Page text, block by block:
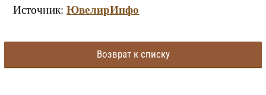
Источник:ЮвелирИнфо
Возврат к списку